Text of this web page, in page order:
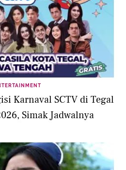
Karnaval SCTV di Tegal
Simak Jadwalnya